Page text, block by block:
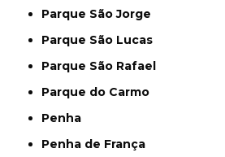
Parque São Jorge
Parque São Lucas
Parque São Rafael
Parque do Carmo
Penha
Penha de França